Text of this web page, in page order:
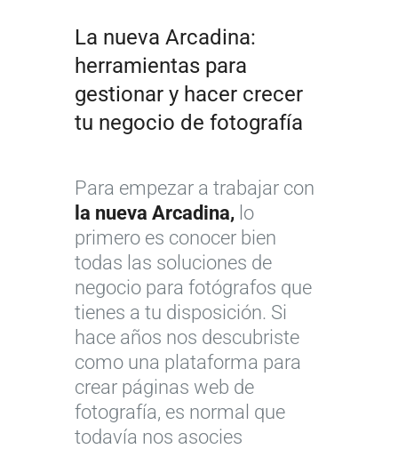
La nueva Arcadina:
herramientas para
gestionar y hacer crecer
tu negocio de fotografía
Para empezar a trabajar con
la nueva Arcadina, lo
primero es conocer bien
todas las soluciones de
negocio para fotógrafos que
tienes a tu disposición. Si
hace años nos descubriste
como una plataforma para
crear páginas web de
fotografía, es normal que
todavía nos asocies